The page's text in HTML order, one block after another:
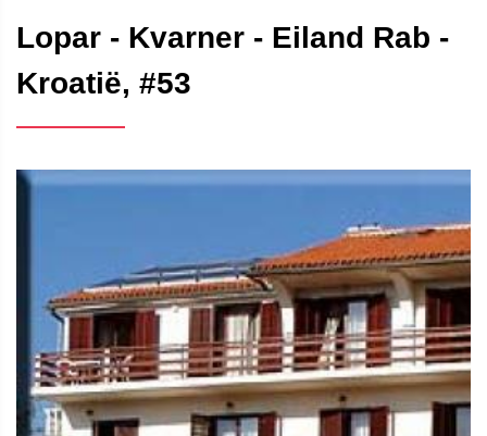
Lopar - Kvarner - Eiland Rab -
Kroatië, #53